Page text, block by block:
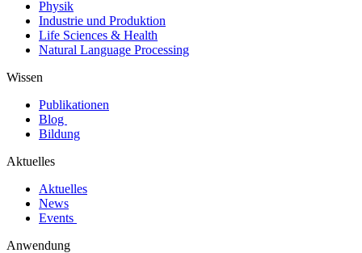
Physik
Industrie und Produktion
Life Sciences & Health
Natural Language Processing
Wissen
Publikationen
Blog
Bildung
Aktuelles
Aktuelles
News
Events
Anwendung